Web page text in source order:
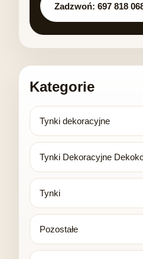
Zadzwoń: 697 818
Kategorie
Tynki dekoracyjne
Tynki Dekoracyjne
Tynki
Pozostałe